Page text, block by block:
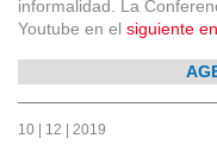
informalidad. La
Youtube en el siguiente
10 | 12 | 2019